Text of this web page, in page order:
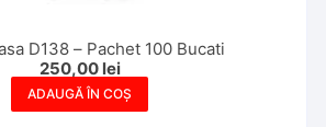
D138 – Pachet 100 Bucati
250,00 lei
ADAUGĂ ÎN COȘ